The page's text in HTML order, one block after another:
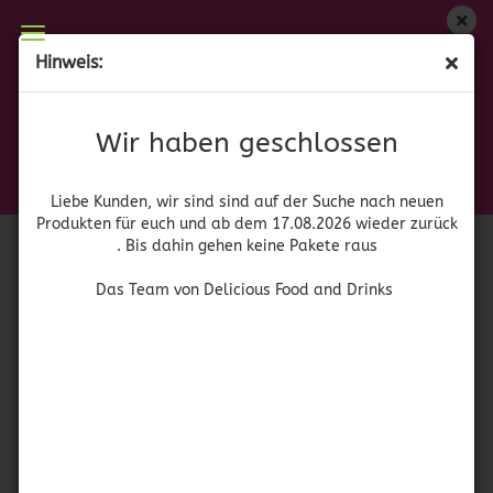
Hinweis:
Wir haben geschlossen
Liebe Kunden, wir sind sind auf der Suche nach neuen
Produkten für euch und ab dem 17.08.2026 wieder zurück
. Bis dahin gehen keine Pakete raus
Das Team von Delicious Food and Drinks
Wir haben geschlossen
zurück. Bis dahin gehen keine Pakete raus
Das Team von Delicious Food and Drinks
41697)
Tequilera
Hierro